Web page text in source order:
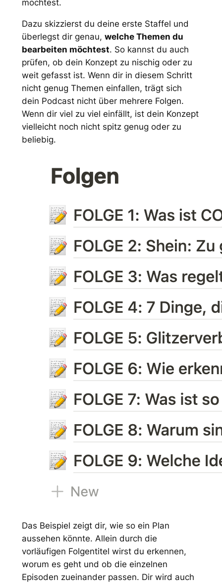
möchtest.
Dazu skizzierst du deine erste Staffel und
überlegst dir genau, welche Themen du
bearbeiten möchtest. So kannst du auch
prüfen, ob dein Konzept zu nischig oder zu
weit gefasst ist. Wenn dir in diesem Schritt
nicht genug Themen einfallen, trägt sich
dein Podcast nicht über mehrere Folgen.
Wenn dir viel zu viel einfällt, ist dein Konzept
vielleicht noch nicht spitz genug oder zu
beliebig.
Das Beispiel zeigt dir, wie so ein Plan
aussehen könnte. Allein durch die
vorläufigen Folgentitel wirst du erkennen,
worum es geht und ob die einzelnen
Episoden zueinander passen. Dir wird auch